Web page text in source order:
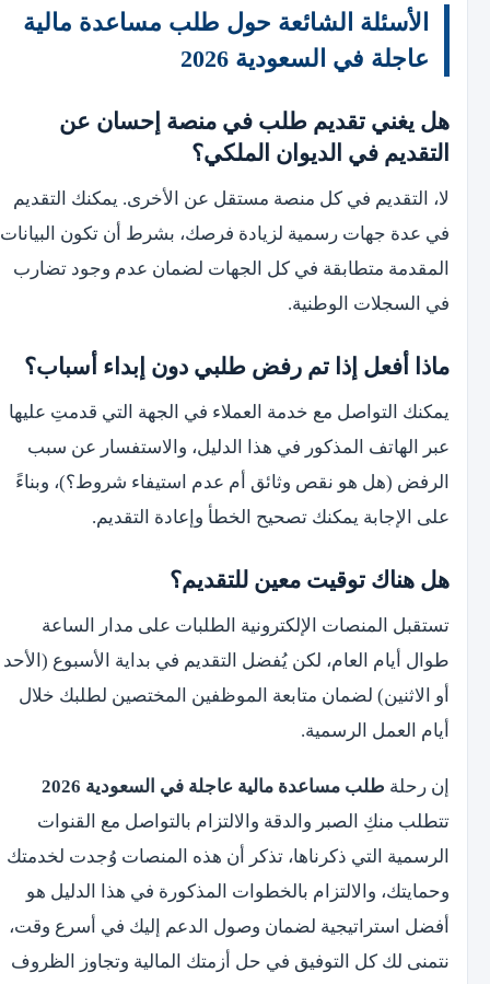
الأسئلة الشائعة حول طلب مساعدة مالية
عاجلة في السعودية 2026
هل يغني تقديم طلب في منصة إحسان عن
التقديم في الديوان الملكي؟
لا، التقديم في كل منصة مستقل عن الأخرى. يمكنك التقديم
في عدة جهات رسمية لزيادة فرصك، بشرط أن تكون البيانات
المقدمة متطابقة في كل الجهات لضمان عدم وجود تضارب
في السجلات الوطنية.
ماذا أفعل إذا تم رفض طلبي دون إبداء أسباب؟
يمكنك التواصل مع خدمة العملاء في الجهة التي قدمتِ عليها
عبر الهاتف المذكور في هذا الدليل، والاستفسار عن سبب
الرفض (هل هو نقص وثائق أم عدم استيفاء شروط؟)، وبناءً
على الإجابة يمكنك تصحيح الخطأ وإعادة التقديم.
هل هناك توقيت معين للتقديم؟
تستقبل المنصات الإلكترونية الطلبات على مدار الساعة
طوال أيام العام، لكن يُفضل التقديم في بداية الأسبوع (الأحد
أو الاثنين) لضمان متابعة الموظفين المختصين لطلبك خلال
أيام العمل الرسمية.
إن رحلة طلب مساعدة مالية عاجلة في السعودية 2026
تتطلب منكِ الصبر والدقة والالتزام بالتواصل مع القنوات
الرسمية التي ذكرناها، تذكر أن هذه المنصات وُجدت لخدمتك
وحمايتك، والالتزام بالخطوات المذكورة في هذا الدليل هو
أفضل استراتيجية لضمان وصول الدعم إليك في أسرع وقت،
نتمنى لك كل التوفيق في حل أزمتك المالية وتجاوز الظروف